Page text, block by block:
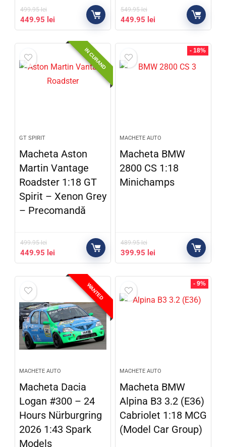
499.95lei
449.95 lei
549.95lei
449.95 lei
IN CURAND
GT SPIRIT
Macheta Aston
Martin Vantage
Roadster 1:18 GT
Spirit – Xenon Grey
– Precomandă
499.95lei
449.95 lei
- 18%
MACHETE AUTO
Macheta BMW
2800 CS 1:18
Minichamps
489.95lei
399.95 lei
WANTED
MACHETE AUTO
Macheta Dacia
Logan #300 – 24
Hours Nürburgring
2026 1:43 Spark
Models
- 9%
MACHETE AUTO
Macheta BMW
Alpina B3 3.2 (E36)
Cabriolet 1:18 MCG
(Model Car Group)